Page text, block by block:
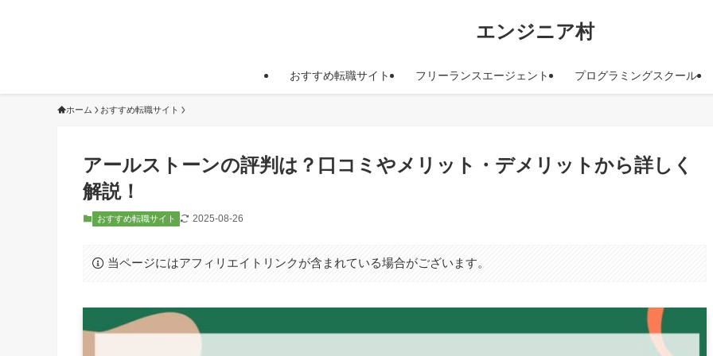
エンジニア村
おすすめ転職サイト フリーランスエージェント プログラミングスクール
ホーム おすすめ転職サイト
アールストーンの評判は？口コミやメリット・デメリットから詳しく
解説！
おすすめ転職サイト 2025-08-26
当ページにはアフィリエイトリンクが含まれている場合がございます。